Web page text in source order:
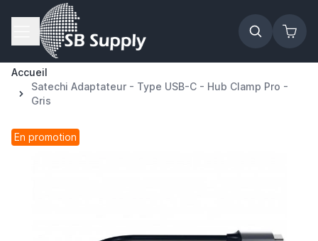
Allez au contenu
Accueil
Satechi Adaptateur - Type USB-C - Hub Clamp Pro -
Gris
En promotion